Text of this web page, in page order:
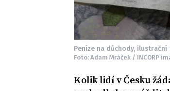
Peníze na důchody,
Foto: Adam Mráček / INCORP
Kolik lidí v Česku